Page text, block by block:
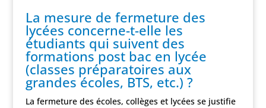
La mesure de fermeture des
lycées concerne-t-elle les
étudiants qui suivent des
formations post bac en lycée
(classes préparatoires aux
grandes écoles, BTS, etc.) ?
La fermeture des écoles, collèges et lycées se justifie